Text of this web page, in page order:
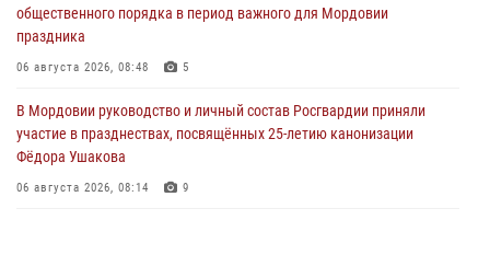
общественного порядка в период важного для Мордовии
праздника
06 августа 2026, 08:48 5
В Мордовии руководство и личный состав Росгвардии приняли
участие в празднествах, посвящённых 25-летию канонизации
Фёдора Ушакова
06 августа 2026, 08:14 9